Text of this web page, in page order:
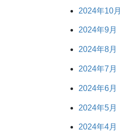
2024年10月
2024年9月
2024年8月
2024年7月
2024年6月
2024年5月
2024年4月